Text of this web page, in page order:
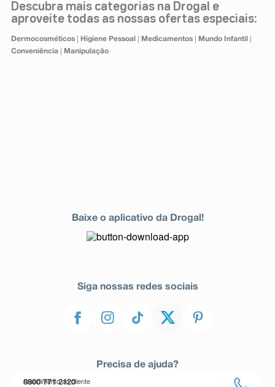
Descubra mais categorias na Drogal e
aproveite todas as nossas ofertas especiais:
Dermocosméticos| Higiene Pessoal | Medicamentos| Mundo Infantil |
Conveniência| Manipulação
Baixe o aplicativo da Drogal!
Siga nossas redes sociais
Precisa de ajuda?
Atendimento ao cliente
0800 771 2120